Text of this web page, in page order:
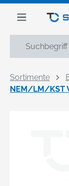
springen
Sortimente
NEM/LM/KST